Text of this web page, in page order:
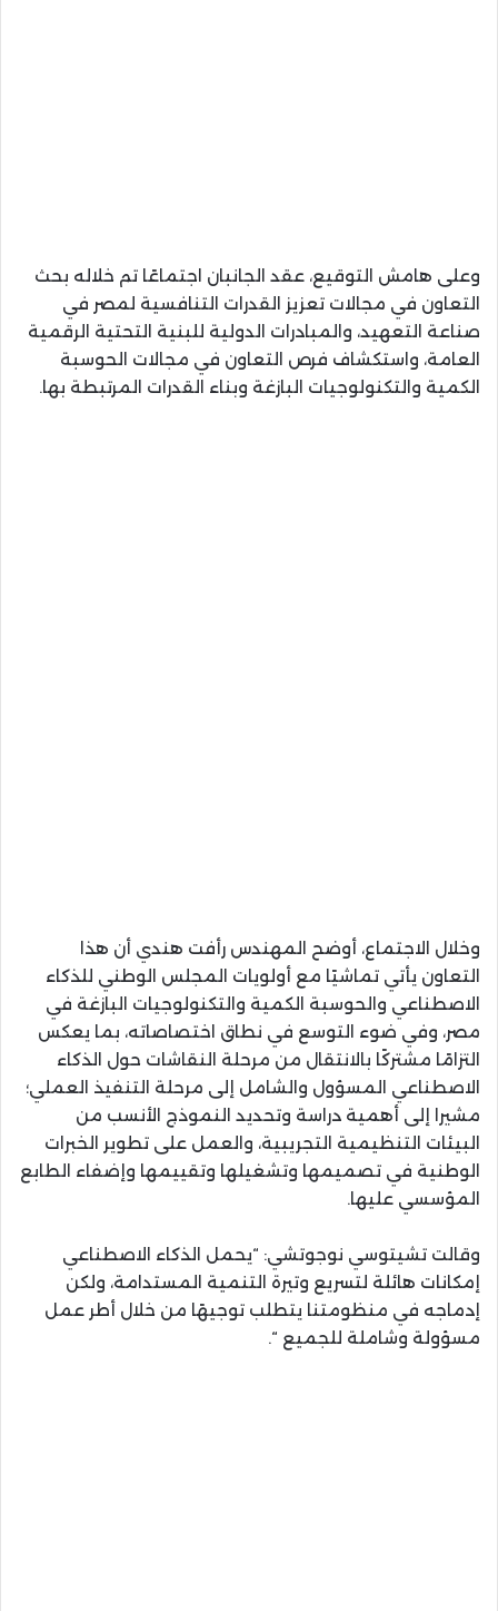
وعلى هامش التوقيع، عقد الجانبان اجتماعًا تم خلاله بحث
التعاون في مجالات تعزيز القدرات التنافسية لمصر في
صناعة التعهيد، والمبادرات الدولية للبنية التحتية الرقمية
العامة، واستكشاف فرص التعاون في مجالات الحوسبة
الكمية والتكنولوجيات البازغة وبناء القدرات المرتبطة بها.
وخلال الاجتماع، أوضح المهندس رأفت هندي أن هذا
التعاون يأتي تماشيًا مع أولويات المجلس الوطني للذكاء
الاصطناعي والحوسبة الكمية والتكنولوجيات البازغة في
مصر، وفي ضوء التوسع في نطاق اختصاصاته، بما يعكس
التزامًا مشتركًا بالانتقال من مرحلة النقاشات حول الذكاء
الاصطناعي المسؤول والشامل إلى مرحلة التنفيذ العملي؛
مشيرا إلى أهمية دراسة وتحديد النموذج الأنسب من
البيئات التنظيمية التجريبية، والعمل على تطوير الخبرات
الوطنية في تصميمها وتشغيلها وتقييمها وإضفاء الطابع
المؤسسي عليها.
وقالت تشيتوسي نوجوتشي: “يحمل الذكاء الاصطناعي
إمكانات هائلة لتسريع وتيرة التنمية المستدامة، ولكن
إدماجه في منظومتنا يتطلب توجيهًا من خلال أطر عمل
مسؤولة وشاملة للجميع “.